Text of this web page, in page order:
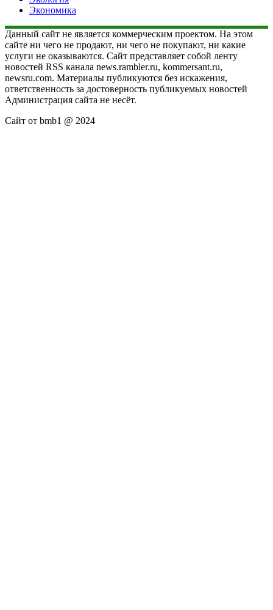
Экономика
Данный сайт не является коммерческим проектом. На этом
сайте ни чего не продают, ни чего не покупают, ни какие
услуги не оказываются. Сайт представляет собой ленту
новостей RSS канала news.rambler.ru, kommersant.ru,
newsru.com. Материалы публикуются без искажения,
ответственность за достоверность публикуемых новостей
Администрация сайта не несёт.
Сайт от bmb1 @ 2024